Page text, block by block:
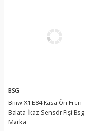
BSG
Bmw X1 E84 Kasa Ön Fren
Balata İkaz Sensör Fişi Bsg
Marka